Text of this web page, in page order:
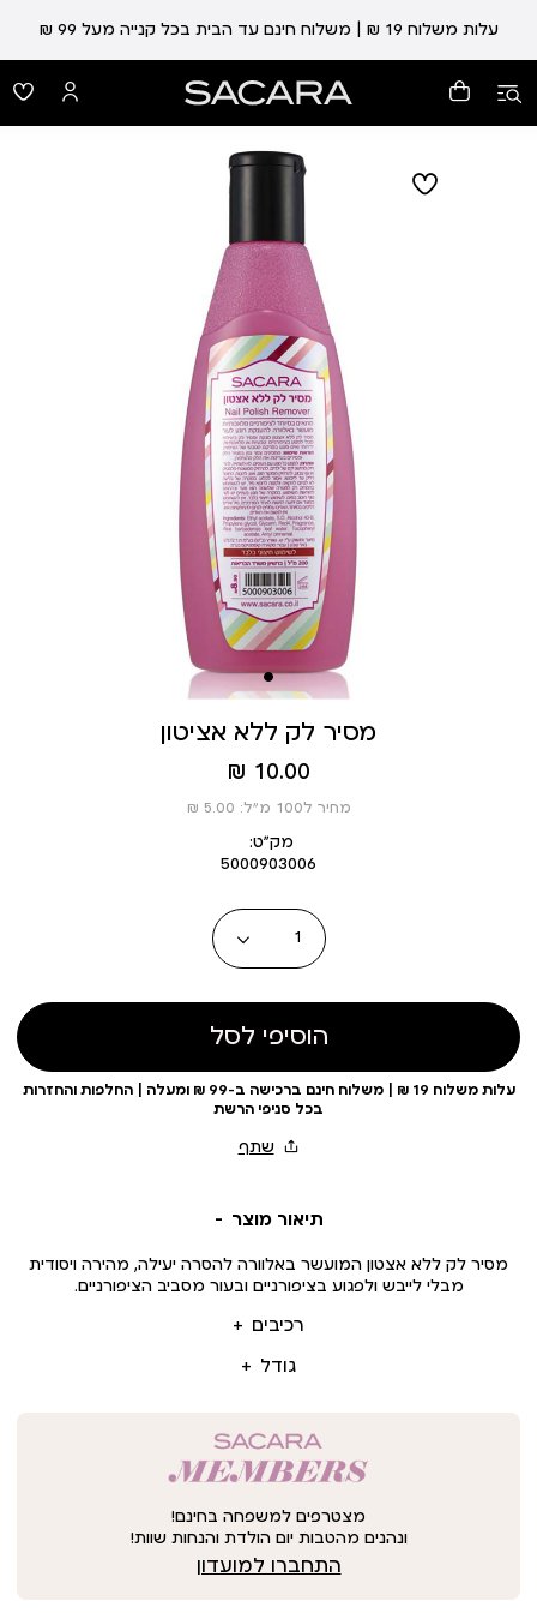
עלות משלוח 19 ₪ | משלוח חינם עד הבית בכל קנייה מעל 99 ₪
מסיר לק ללא אציטון
מחיר
מוצר
10.00 ₪
מחיר ל100 מ”ל: 5.00 ₪
מק״ט:
5000903006
כמות
הוסיפי לסל
עלות משלוח 19 ₪ | משלוח חינם ברכישה ב-99 ₪ ומעלה | החלפות והחזרות
בכל סניפי הרשת
תיאור מוצר
רכיבים
גודל
מסיר לק ללא אצטון המועשר באלוורה להסרה יעילה, מהירה ויסודית
מבלי לייבש ולפגוע בציפורניים ובעור מסביב הציפורניים.
מצטרפים למשפחה בחינם!
ונהנים מהטבות יום הולדת והנחות שוות!
התחברו למועדון